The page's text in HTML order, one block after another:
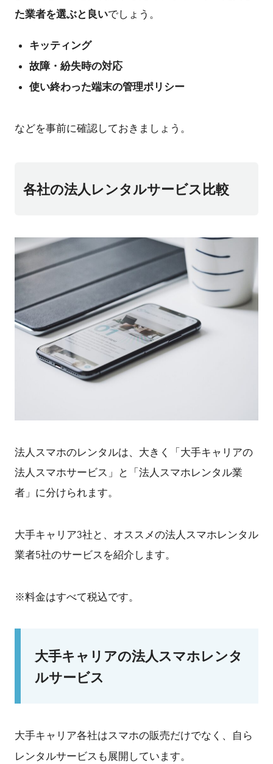
た業者を選ぶと良いでしょう。
キッティング
故障・紛失時の対応
使い終わった端末の管理ポリシー
などを事前に確認しておきましょう。
各社の法人レンタルサービス比較
法人スマホのレンタルは、大きく「大手キャリアの
法人スマホサービス」と「法人スマホレンタル業
者」に分けられます。
大手キャリア3社と、オススメの法人スマホレンタル
業者5社のサービスを紹介します。
※料金はすべて税込です。
大手キャリアの法人スマホレンタ
ルサービス
大手キャリア各社はスマホの販売だけでなく、自ら
レンタルサービスも展開しています。